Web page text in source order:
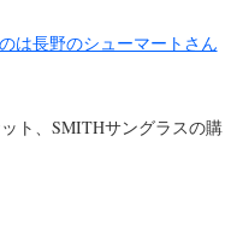
は長野のシューマートさん
ト、SMITHサングラスの購